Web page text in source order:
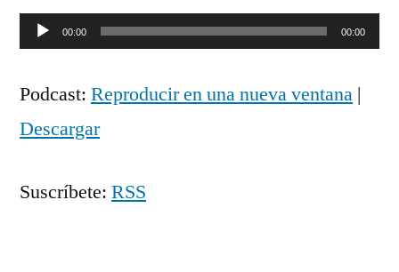
Reproductor
audio
00:00 00:00
Podcast: Reproducir en una nueva ventana |
Descargar
Suscríbete: RSS